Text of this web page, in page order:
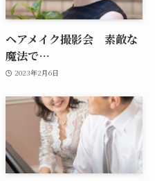
ヘアメイク撮影会 素敵な
魔法で…
2023年2月6日